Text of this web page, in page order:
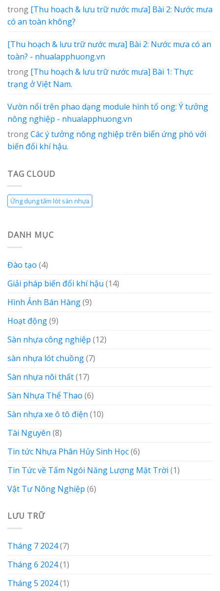
trong [Thu hoạch & lưu trữ nước mưa] Bài 2: Nước mưa
có an toàn không?
[Thu hoạch & lưu trữ nước mưa] Bài 2: Nước mưa có an
toàn? - nhualapphuong.vn
trong [Thu hoạch & lưu trữ nước mưa] Bài 1: Thực
trạng ở Việt Nam.
Vườn nổi trên phao dạng module hình tổ ong: Ý tưởng
nông nghiệp - nhualapphuong.vn
trongCác ý tưởng nông nghiệp trên biển ứng phó với
biến đổi khí hậu.
TAG CLOUD
Ứng dụng tấm lót sàn nhựa
DANH MỤC
Đào tạo (4)
Giải pháp biến đổi khí hậu (14)
Hình Ảnh Bán Hàng(9)
Hoạt động(9)
Sàn nhựa công nghiệp (12)
sàn nhựa lót chuồng(7)
Sàn nhựa nôi thất(17)
Sàn Nhựa Thể Thao (6)
Sàn nhựa xe ô tô điện (10)
Tài Nguyên (8)
Tin tức Nhựa Phân Hủy Sinh Học(6)
Tin Tức về Tấm Ngói Năng Lượng Mặt Trời (1)
Vật Tư Nông Nghiệp (6)
LƯU TRỮ
Tháng 7 2024(7)
Tháng 6 2024(1)
Tháng 5 2024(1)